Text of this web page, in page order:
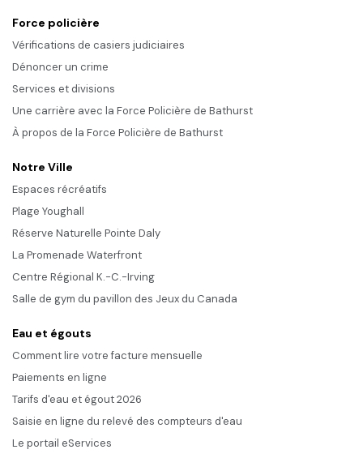
Force policière
Vérifications de casiers judiciaires
Dénoncer un crime
Services et divisions
Une carrière avec la Force Policière de Bathurst
À propos de la Force Policière de Bathurst
Notre Ville
Espaces récréatifs
Plage Youghall
Réserve Naturelle Pointe Daly
La Promenade Waterfront
Centre Régional K.-C.-Irving
Salle de gym du pavillon des Jeux du Canada
Eau et égouts
Comment lire votre facture mensuelle
Paiements en ligne
Tarifs d'eau et égout 2026
Saisie en ligne du relevé des compteurs d'eau
Le portail eServices